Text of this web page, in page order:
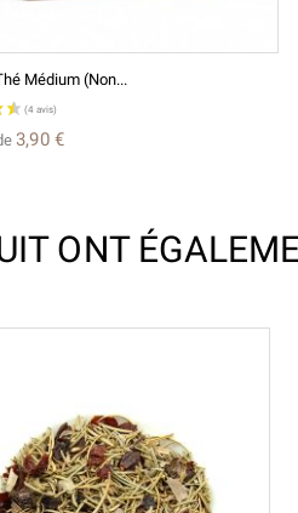
Médium (non...
3,90 €
ONT